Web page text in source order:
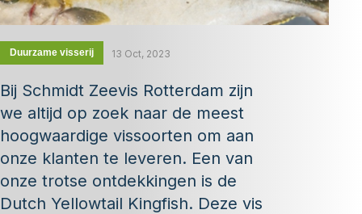
Duurzame visserij 13 Oct, 2023
Bij Schmidt Zeevis Rotterdam zijn
we altijd op zoek naar de meest
hoogwaardige vissoorten om aan
onze klanten te leveren. Een van
onze trotse ontdekkingen is de
Dutch Yellowtail Kingfish. Deze vis